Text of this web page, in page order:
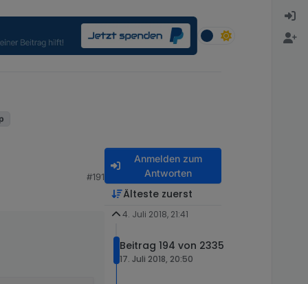
#191
Anmelden zum
Antworten
Älteste zuerst
4. Juli 2018, 21:41
Beitrag 194 von 2335
17. Juli 2018, 20:50